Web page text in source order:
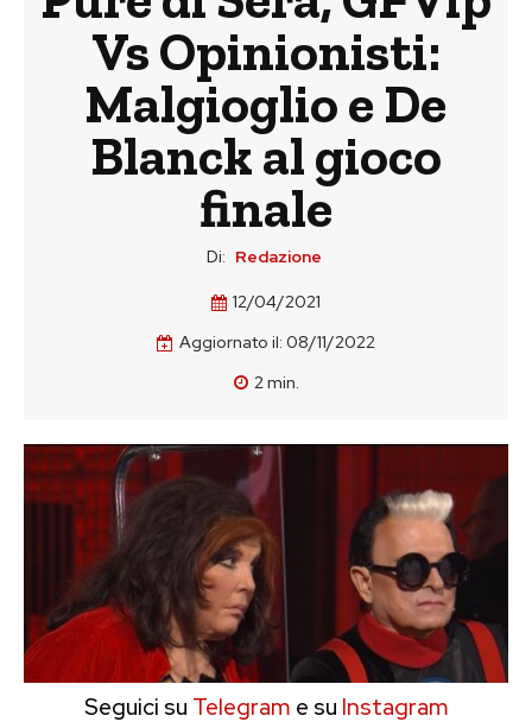
Vs Opinionisti:
Malgioglio e De
Blanck al gioco
finale
Di: Redazione
12/04/2021
Aggiornato il: 08/11/2022
2min.
Seguici su Telegram e su Instagram